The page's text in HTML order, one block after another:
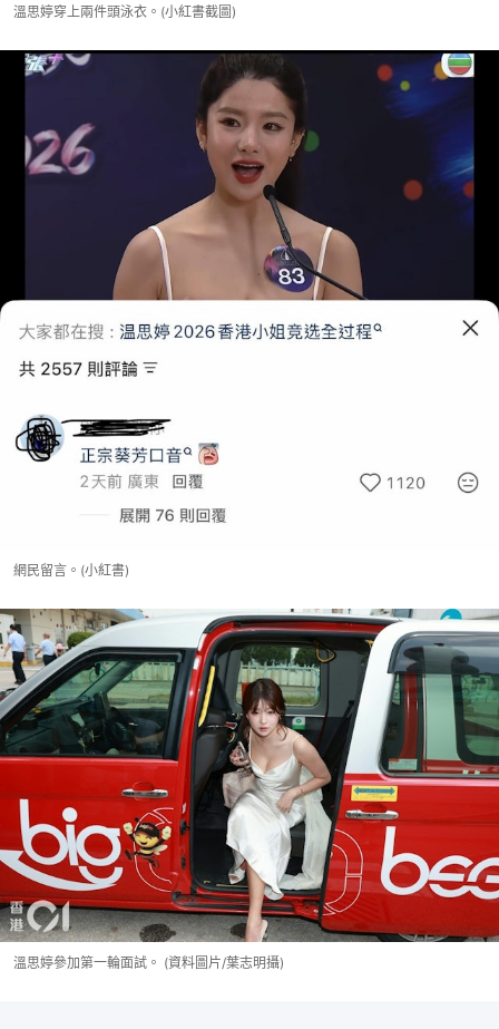
溫思婷穿上兩件頭泳衣。(小紅書截圖)
網民留言。(小紅書)
溫思婷參加第一輪面試。 (資料圖片/葉志明攝)